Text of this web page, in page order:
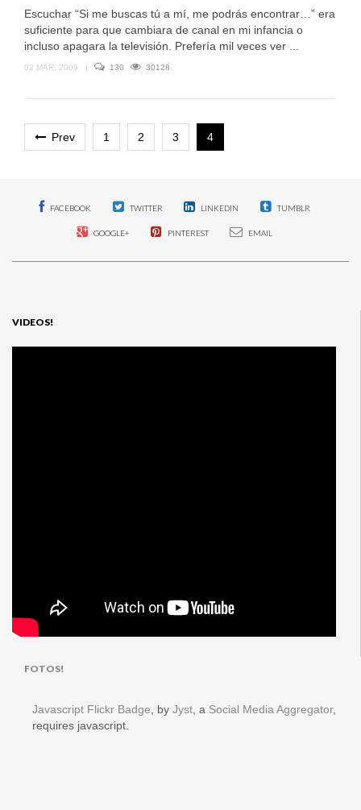
Escuchar “Si me buscas tú a mí, me podrás encontrar…” era
suficiente para que cambiara de canal en mi infancia o
incluso apagara la televisión. Prefería mil veces ver ...
02 MAR, 2009 | 130 30128
Prev 1 2 3 4
FACEBOOK TWITTER LINKEDIN TUMBLR
GOOGLE+ PINTEREST EMAIL
VIDEOS!
FOTOS!
Javascript Flickr Badge , by Jyst , a Social Media Aggregator,
requires javascript.